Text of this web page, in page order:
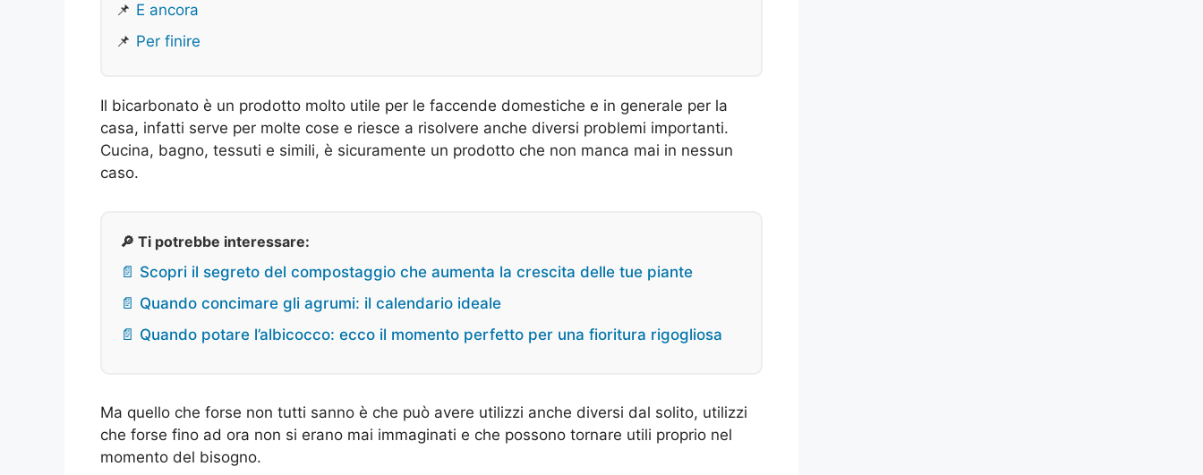
📌 E ancora
📌 Per finire
Il bicarbonato è un prodotto molto utile per le faccende domestiche e in generale per la
casa, infatti serve per molte cose e riesce a risolvere anche diversi problemi importanti.
Cucina, bagno, tessuti e simili, è sicuramente un prodotto che non manca mai in nessun
caso.
🔎 Ti potrebbe interessare:
📄 Scopri il segreto del compostaggio che aumenta la crescita delle tue piante
📄 Quando concimare gli agrumi: il calendario ideale
📄 Quando potare l’albicocco: ecco il momento perfetto per una fioritura rigogliosa
Ma quello che forse non tutti sanno è che può avere utilizzi anche diversi dal solito, utilizzi
che forse fino ad ora non si erano mai immaginati e che possono tornare utili proprio nel
momento del bisogno.